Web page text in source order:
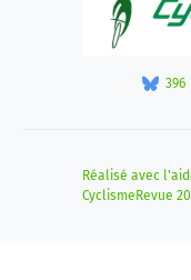
396
Réalisé avec
CyclismeRevue